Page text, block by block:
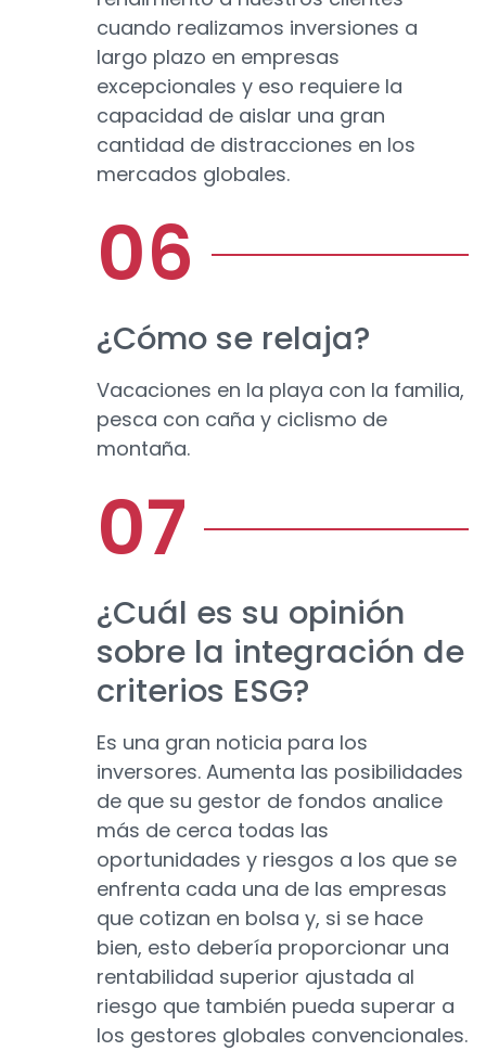
cuando realizamos inversiones a
largo plazo en empresas
excepcionales y eso requiere la
capacidad de aislar una gran
cantidad de distracciones en los
mercados globales.
¿Cómo se relaja?
Vacaciones en la playa con la familia,
pesca con caña y ciclismo de
montaña.
¿Cuál es su opinión
sobre la integración de
criterios ESG?
Es una gran noticia para los
inversores. Aumenta las posibilidades
de que su gestor de fondos analice
más de cerca todas las
oportunidades y riesgos a los que se
enfrenta cada una de las empresas
que cotizan en bolsa y, si se hace
bien, esto debería proporcionar una
rentabilidad superior ajustada al
riesgo que también pueda superar a
los gestores globales convencionales.